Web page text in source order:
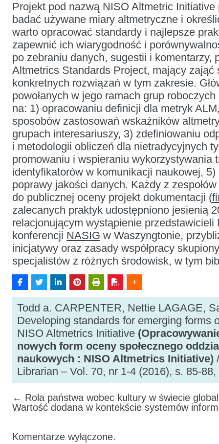
Projekt pod nazwą NISO Altmetric Initiative
badać używane miary altmetryczne i
warto opracować standardy i najlepsze
zapewnić ich wiarygodność i
po zebraniu danych, sugestii i komentarzy,
Altmetrics Standards Project, mający zająć
konkretnych rozwiązań w tym zakresie.
powołanych w jego ramach grup roboczych
na: 1) opracowaniu definicji dla metryk
sposobów zastosowań wskaźników
grupach interesariuszy, 3) zdefiniowaniu
i metodologii obliczeń dla nietradycyjnych
promowaniu i wspieraniu wykorzystywania
identyfikatorów w komunikacji naukowej,
poprawy jakości danych. Każdy z
do publicznej oceny projekt dokumentacji (
zalecanych praktyk udostępniono jesienią
relacjonującym wystąpienie przedstawicieli
konferencji NASIG w Waszyngtonie,
inicjatywy oraz zasady współpracy
specjalistów z różnych środowisk, w tym
Todd a. CARPENTER, Nettie LAGAGE,
Developing standards for emerging forms
NISO Altmetrics Initiative
nowych form oceny społecznego
naukowych : NISO Altmetrics Initiative)
Librarian – Vol. 70, nr 1-4 (2016), s. 85-
← Rola państwa wobec kultury w świecie
Wartość dodana w kontekście systemów
Komentarze wyłączone.